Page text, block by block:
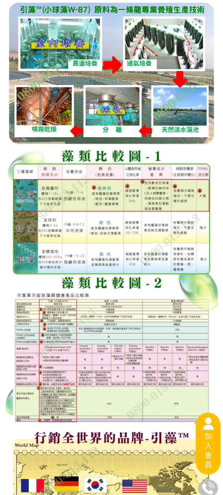
加
入
會
員